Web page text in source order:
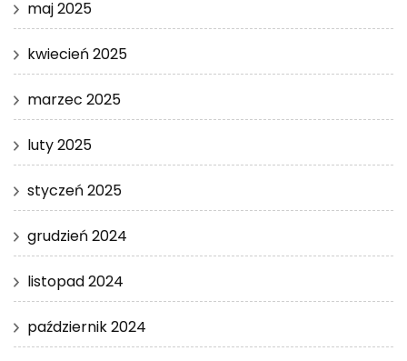
maj 2025
kwiecień 2025
marzec 2025
luty 2025
styczeń 2025
grudzień 2024
listopad 2024
październik 2024